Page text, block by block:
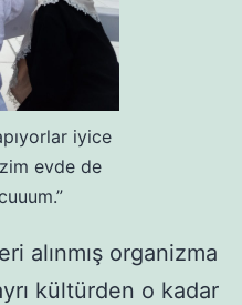
iyice
evde de
alınmış organizma
kültürden o kadar